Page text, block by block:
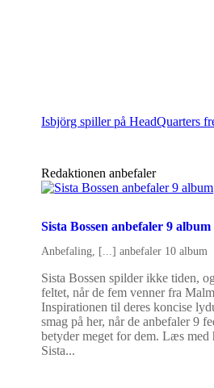
Isbjörg spiller på HeadQuarters
Redaktionen anbefaler
Sista Bossen anbefaler 9 album
Anbefaling, [...] anbefaler 10 album
Sista Bossen spilder ikke tiden,
feltet, når de fem venner fra
Inspirationen til deres koncise
smag på her, når de anbefaler 9
betyder meget for dem. Læs med
Sista...